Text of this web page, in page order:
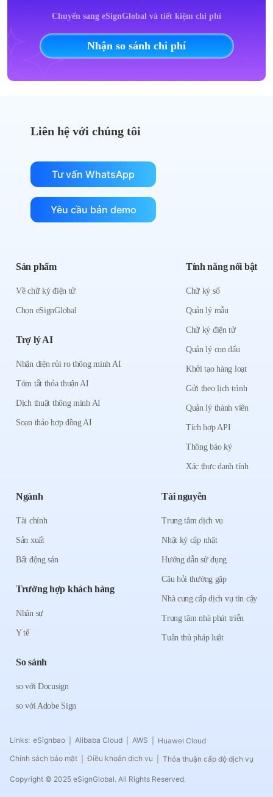
Chuyển sang eSignGlobal và tiết kiệm chi phí
Nhận so sánh chi phí
Liên hệ với chúng tôi
Tư vấn WhatsApp
Yêu cầu bản demo
Sản phẩm
Về chữ ký điện tử
Chọn eSignGlobal
Trợ lý AI
Nhận diện rủi ro thông minh AI
Tóm tắt thỏa thuận AI
Dịch thuật thông minh AI
Soạn thảo hợp đồng AI
Tính năng nổi bật
Chữ ký số
Quản lý mẫu
Chữ ký điện tử
Quản lý con dấu
Khởi tạo hàng loạt
Gửi theo lịch trình
Quản lý thành viên
Tích hợp API
Thông báo ký
Xác thực danh tính
Ngành
Tài chính
Sản xuất
Bất động sản
Trường hợp khách hàng
Nhân sự
Y tế
So sánh
so với Docusign
so với Adobe Sign
Tài nguyên
Trung tâm dịch vụ
Nhật ký cập nhật
Hướng dẫn sử dụng
Câu hỏi thường gặp
Nhà cung cấp dịch vụ tin cậy
Trung tâm nhà phát triển
Tuân thủ pháp luật
Links: eSignbao Alibaba Cloud AWS
Huawei Cloud
Chính sách bảo mật
Điều khoản dịch vụ Thỏa thuận cấp độ dịch vụ
Copyright © 2025 eSignGlobal. All Rights Reserved.